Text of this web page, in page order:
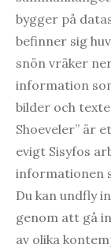
bygger på
befinner sig
snön vräker
information
bilder och
Shoeveler” är
evigt Sisyfos
informationen
Du kan undfly
genom att gå
av olika